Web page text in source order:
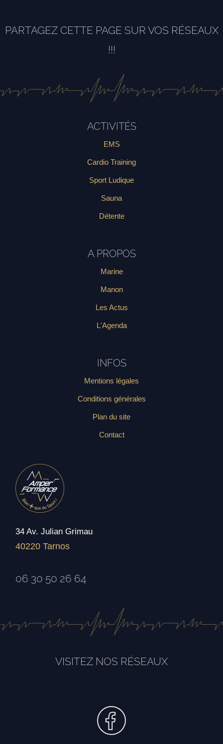
PARTAGEZ CETTE PAGE SUR VOS RÉSEAUX
!!!
ACTIVITÉS
EMS
Cardio Training
Sport Ludique
Sauna
Détente
A PROPOS
Marine
Manon
Les Actus
L'Agenda
INFOS
Mentions légales
Conditions générales
Plan du site
Contact
34 Av. Julian Grimau
40220 Tarnos
06 30 50 26 64
VISITEZ NOS RÉSEAUX